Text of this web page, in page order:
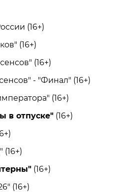
(16+)
(16+)
(16+)
- "Финал" (16+)
(16+)
в отпуске" (16+)
(16+)
(16+)